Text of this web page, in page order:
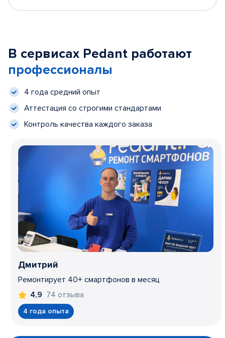
В сервисах Pedant работают
профессионалы
4 года средний опыт
Аттестация со строгими стандартами
Контроль качества каждого заказа
Дмитрий
Ремонтирует 40+ смартфонов в месяц
4,9 74 отзыва
4 года опыта